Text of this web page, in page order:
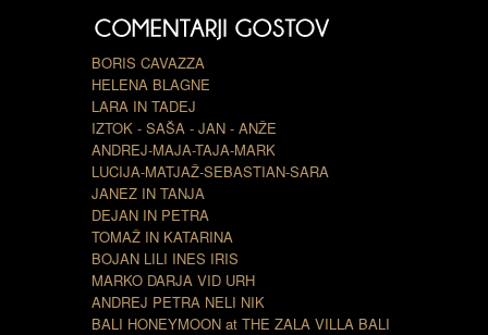
BORIS CAVAZZA
HELENA BLAGNE
LARA IN TADEJ
IZTOK - SAŠA - JAN - ANŽE
ANDREJ-MAJA-TAJA-MARK
LUCIJA-MATJAŽ-SEBASTIAN-SARA
JANEZ IN TANJA
DEJAN IN PETRA
TOMAŽ IN KATARINA
BOJAN LILI INES IRIS
MARKO DARJA VID URH
ANDREJ PETRA NELI NIK
BALI HONEYMOON at THE ZALA VILLA BALI